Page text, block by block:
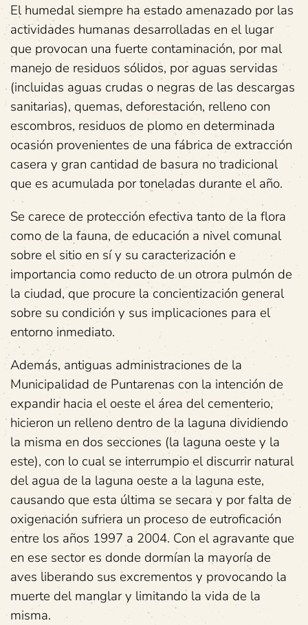
El humedal siempre ha estado amenazado por las
actividades humanas desarrolladas en el lugar
que provocan una fuerte contaminación, por mal
manejo de residuos sólidos, por aguas servidas
(incluidas aguas crudas o negras de las descargas
sanitarias), quemas, deforestación, relleno con
escombros, residuos de plomo en determinada
ocasión provenientes de una fábrica de extracción
casera y gran cantidad de basura no tradicional
que es acumulada por toneladas durante el año.
Se carece de protección efectiva tanto de la flora
como de la fauna, de educación a nivel comunal
sobre el sitio en sí y su caracterización e
importancia como reducto de un otrora pulmón de
la ciudad, que procure la concientización general
sobre su condición y sus implicaciones para el
entorno inmediato.
Además, antiguas administraciones de la
Municipalidad de Puntarenas con la intención de
expandir hacia el oeste el área del cementerio,
hicieron un relleno dentro de la laguna dividiendo
la misma en dos secciones (la laguna oeste y la
este), con lo cual se interrumpio el discurrir natural
del agua de la laguna oeste a la laguna este,
causando que esta última se secara y por falta de
oxigenación sufriera un proceso de eutroficación
entre los años 1997 a 2004. Con el agravante que
en ese sector es donde dormían la mayoría de
aves liberando sus excrementos y provocando la
muerte del manglar y limitando la vida de la
misma.